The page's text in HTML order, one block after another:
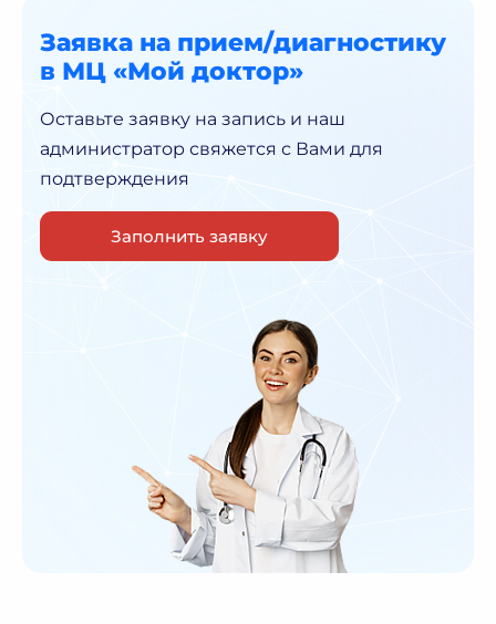
Заявка на прием/диагностику
в МЦ «Мой доктор»
Оставьте заявку на запись и наш
администратор свяжется с Вами для
подтверждения
Заполнить заявку